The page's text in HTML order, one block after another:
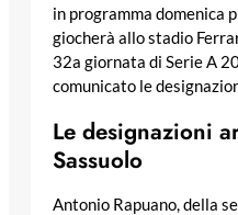
in programma domenica
giocherà allo stadio
32a giornata di Serie A
comunicato le
Le designazioni
Sassuolo
Antonio Rapuano, della